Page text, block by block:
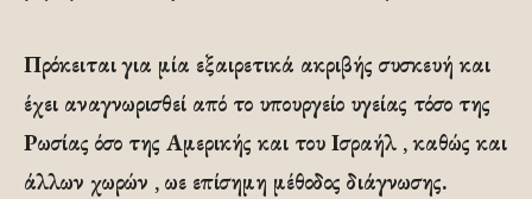
Πρόκειται για μία εξαιρετικά ακριβής συσκευή και
έχει αναγνωρισθεί από το υπουργείο υγείας τόσο της
Ρωσίας όσο της Αμερικής και του Ισραήλ , καθώς και
άλλων χωρών , ωε επίσημη μέθοδος διάγνωσης.